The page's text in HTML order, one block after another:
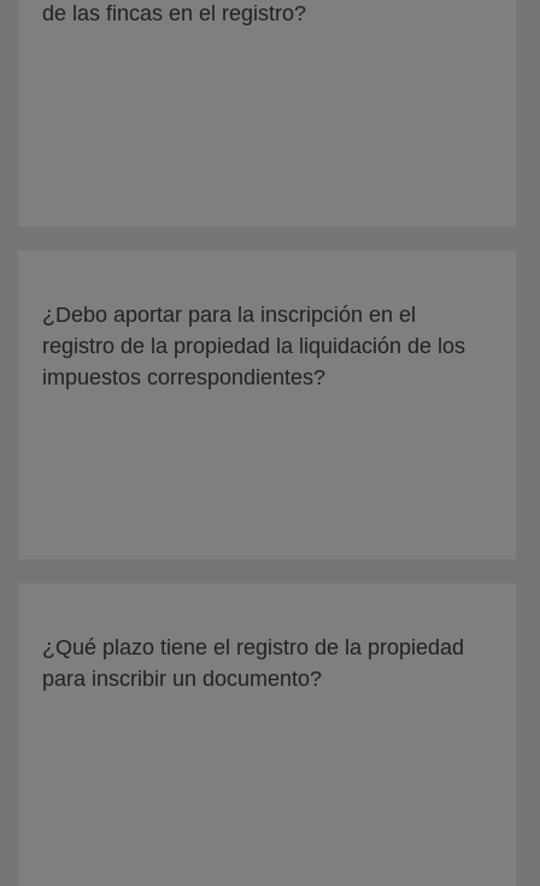
de las fincas en el registro?
¿Debo aportar para la inscripción en el
registro de la propiedad la liquidación de los
impuestos correspondientes?
¿Qué plazo tiene el registro de la propiedad
para inscribir un documento?